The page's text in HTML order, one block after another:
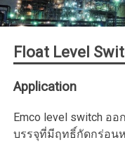
Float Level
Application
Emco level switch อ
บรรจุที่มีฤทธิ์กัดกร่อน